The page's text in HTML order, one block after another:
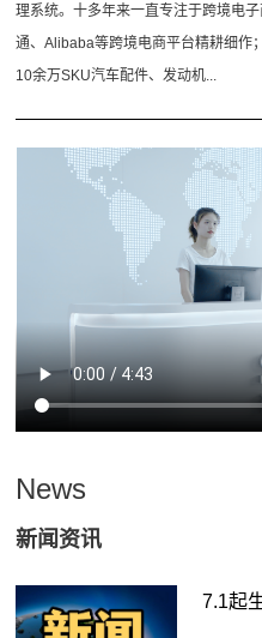
理系统。十多年来一直专注于跨境电
通、Alibaba等跨境电商平台精耕细作
10余万SKU汽车配件、发动机...
News
新闻资讯
7.1起